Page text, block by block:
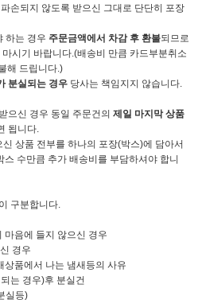
손되지 않도록 받으신 그대로 단단히 포장
하는 경우 주문금액에서 차감 후 환불되므로
시기 바랍니다.(배송비 만큼 카드부분취소
해 드립니다.)
분실되는 경우 당사는 책임지지 않습니다.
으신 경우 동일 주문건의 제일 마지막 상품
됩니다.
품 전부를 하나의 포장(박스)에 담아서
수만큼 추가 배송비를 부담하셔야 합니
구분합니다.
음에 들지 않으신 경우
경우
에서 나는 냄새등의 사유
경우)후 분실건
실등)